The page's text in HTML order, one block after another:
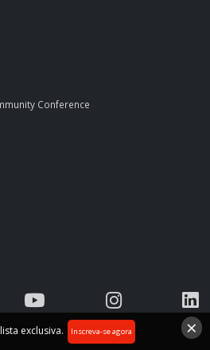
Conference
×
exclusiva. Inscreva-se agora